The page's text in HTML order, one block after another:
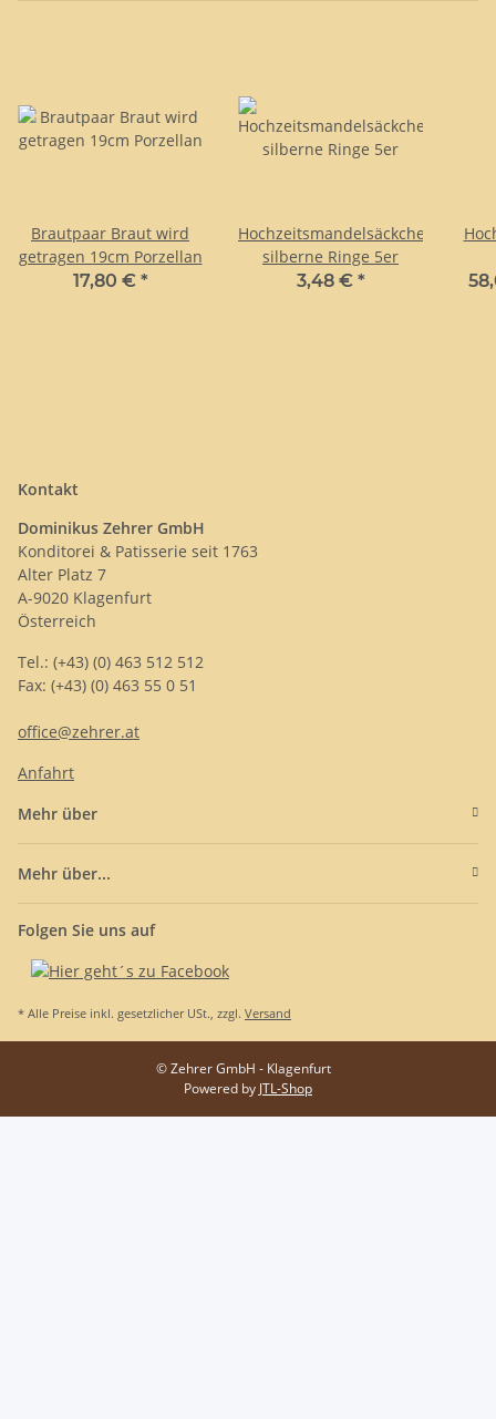
Brautpaar Braut wird
getragen 19cm Porzellan
17,80 € *
Hochzeitsmandelsäckchen
silberne Ringe 5er
3,48 € *
Kontakt
Dominikus Zehrer GmbH
Konditorei & Patisserie seit 1763
Alter Platz 7
A-9020 Klagenfurt
Österreich
Tel.: (+43) (0) 463 512 512
Fax: (+43) (0) 463 55 0 51
office@zehrer.at
Anfahrt
Mehr über
Mehr über...
Folgen Sie uns auf
* Alle Preise inkl. gesetzlicher USt., zzgl. Versand
© Zehrer GmbH - Klagenfurt
Powered by JTL-Shop